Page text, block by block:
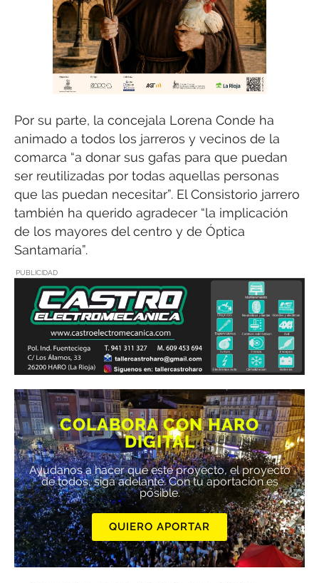
Por su parte, la concejala Lorena Conde ha
animado a todos los jarreros y vecinos de la
comarca “a donar sus gafas para que puedan
ser reutilizadas por todas aquellas personas
que las puedan necesitar”. El Consistorio jarrero
también ha querido agradecer “la implicación
de los mayores del centro y de Óptica
Santamaría”.
PUBLICIDAD
COLABORA CON HARO
DIGITAL
Ayúdanos a hacer que este proyecto, el proyecto
de todos, siga adelante. Con tu aportación es
posible.
QUIERO APORTAR